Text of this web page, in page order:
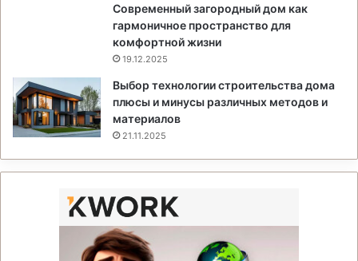
Современный загородный дом как
гармоничное пространство для
комфортной жизни
19.12.2025
Выбор технологии строительства дома
плюсы и минусы различных методов и
материалов
21.11.2025